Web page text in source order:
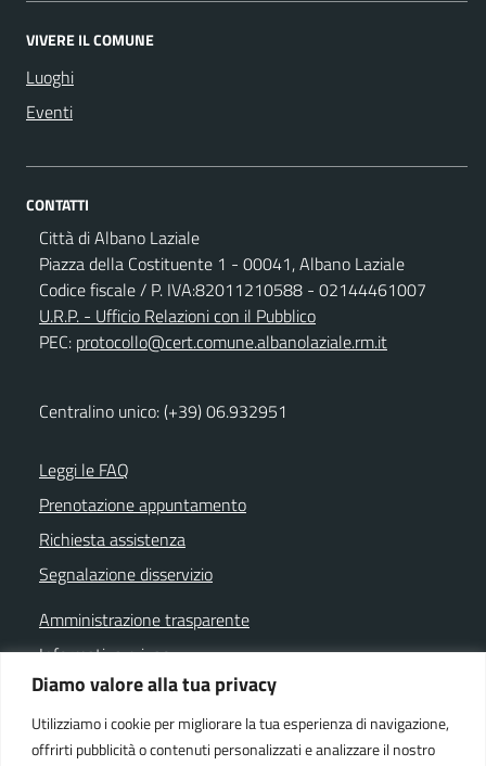
Diamo valore alla tua privacy
Utilizziamo i cookie per migliorare la tua esperienza di navigazione,
offrirti pubblicità o contenuti personalizzati e analizzare il nostro
VIVERE IL COMUNE
Luoghi
Eventi
CONTATTI
Città di Albano Laziale
Piazza della Costituente 1 - 00041, Albano Laziale
Codice fiscale / P. IVA:82011210588 - 02144461007
U.R.P. - Ufficio Relazioni con il Pubblico
PEC: protocollo@cert.comune.albanolaziale.rm.it
Centralino unico: (+39) 06.932951
Leggi le FAQ
Prenotazione appuntamento
Richiesta assistenza
Segnalazione disservizio
Amministrazione trasparente
Informativa privacy
Note legali
Dichiarazione di accessibilità
Cookie policy